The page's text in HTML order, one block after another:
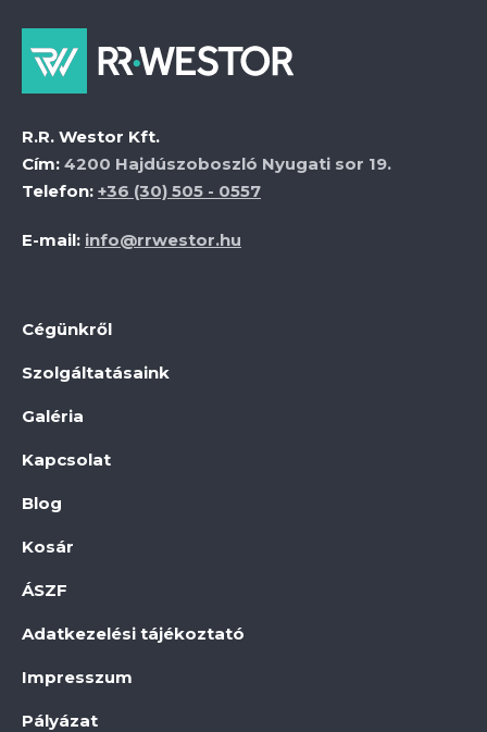
R.R. Westor Kft.
Cím: 4200 Hajdúszoboszló Nyugati sor 19.
Telefon: +36 (30) 505 - 0557
E-mail: info@rrwestor.hu
Cégünkről
Szolgáltatásaink
Galéria
Kapcsolat
Blog
Kosár
ÁSZF
Adatkezelési tájékoztató
Impresszum
Pályázat